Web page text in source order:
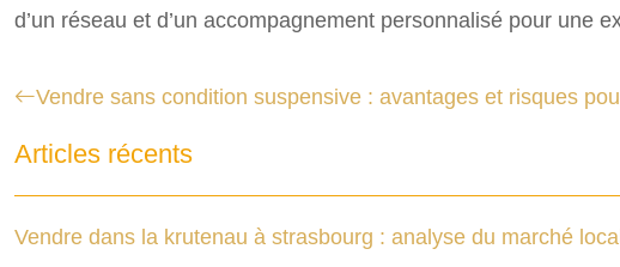
d’un réseau et d’un accompagnement personnalisé pour une
Vendre sans condition suspensive : avantages et risques
Articles récents
Vendre dans la krutenau à strasbourg : analyse du marché local